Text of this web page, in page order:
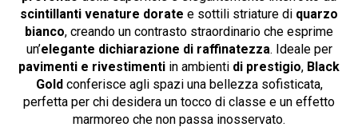
scintillanti venature dorate e sottili striature di quarzo
bianco, creando un contrasto straordinario che esprime
un’elegante dichiarazione di raffinatezza. Ideale per
pavimenti e rivestimenti in ambienti di prestigio, Black
Goldconferisce agli spazi una bellezza sofisticata,
perfetta per chi desidera un tocco di classe e un effetto
marmoreo che non passa inosservato.